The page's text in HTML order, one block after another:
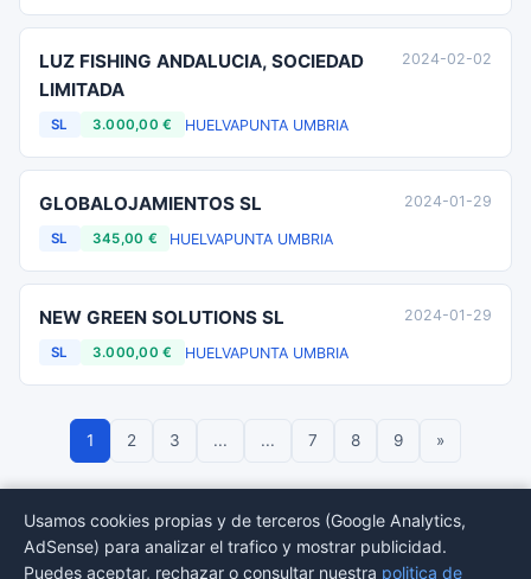
LUZ FISHING ANDALUCIA, SOCIEDAD
LIMITADA
SL 3.000,00 € HUELVAPUNTA UMBRIA
2024-02-02
GLOBALOJAMIENTOS SL
SL 345,00 € HUELVAPUNTA UMBRIA
2024-01-29
NEW GREEN SOLUTIONS SL
SL 3.000,00 € HUELVAPUNTA UMBRIA
2024-01-29
1 2 3 ... ... 7 8 9 »
© 2026 BORMEDirectorio — Datos publicos del Registro Mercantil
Usamos cookies propias y de terceros (Google Analytics,
AdSense) para analizar el trafico y mostrar publicidad.
Puedes aceptar, rechazar o consultar nuestra politica de